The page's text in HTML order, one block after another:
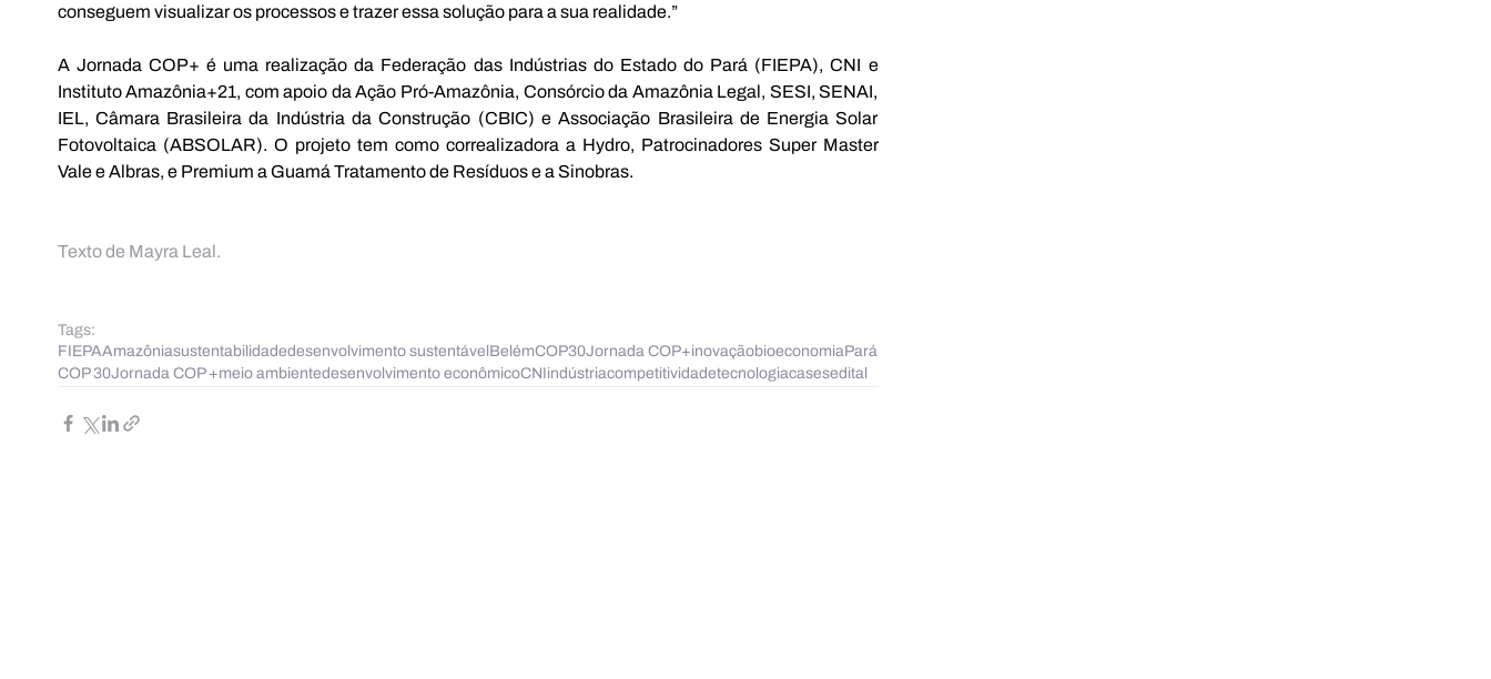
conseguem visualizar os processos e trazer essa solução para a sua realidade.”
A Jornada COP+ é uma realização da Federação das Indústrias do Estado do Pará (FIEPA), CNI e
Instituto Amazônia+21, com apoio da Ação Pró-Amazônia, Consórcio da Amazônia Legal, SESI, SENAI,
IEL, Câmara Brasileira da Indústria da Construção (CBIC) e Associação Brasileira de Energia Solar
Fotovoltaica (ABSOLAR). O projeto tem como correalizadora a Hydro, Patrocinadores Super Master
Vale e Albras, e Premium a Guamá Tratamento de Resíduos e a Sinobras.
Texto de Mayra Leal.
Tags:
FIEPAAmazôniasustentabilidadedesenvolvimento sustentávelBelémCOP30Jornada COP+inovaçãobioeconomiaPará
COP 30Jornada COP +meio ambientedesenvolvimento econômicoCNIindústriacompetitividadetecnologiacasesedital